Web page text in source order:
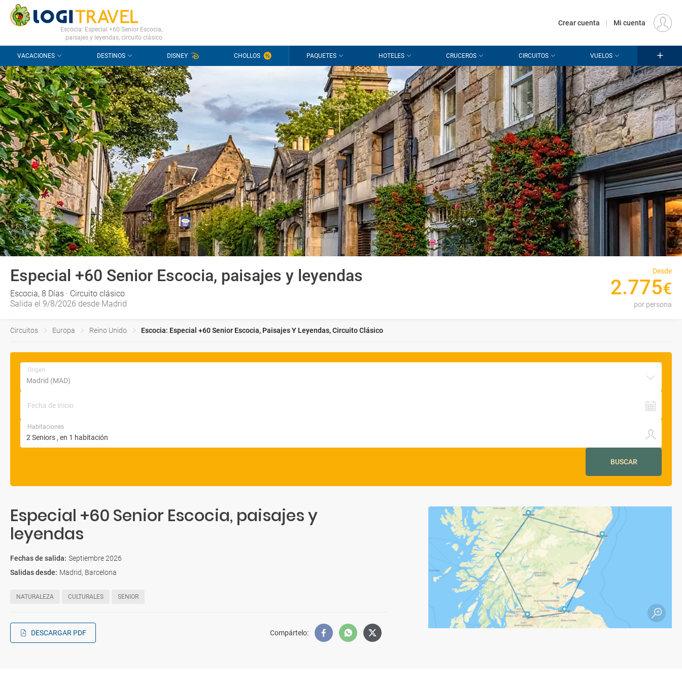
CONTACTO PREGUNTAS FRECUENTES
Escocia: Especial +60 Senior Escocia,
paisajes y leyendas, circuito clásico
Crear cuenta | Mi cuenta
VACACIONES DESTINOS DISNEY CHOLLOS PAQUETES HOTELES CRUCEROS CIRCUITOS VUELOS
Especial +60 Senior Escocia, paisajes y leyendas
Escocia, 8 Días · Circuito clásico
Salida el 9/8/2026 desde Madrid
Desde
2.775€
por persona
Circuitos Europa Reino Unido Escocia: Especial +60 Senior Escocia, Paisajes Y Leyendas, Circuito Clásico
Origen
Fecha de inicio
Habitaciones
BUSCAR
Especial +60 Senior Escocia, paisajes y
leyendas
NATURALEZA CULTURALES SENIOR
Fechas de salida: Septiembre 2026
Salidas desde: Madrid, Barcelona
DESCARGAR PDF Compártelo: